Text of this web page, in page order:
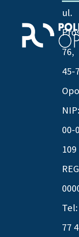
ul.
76,
45-
00-
109
77